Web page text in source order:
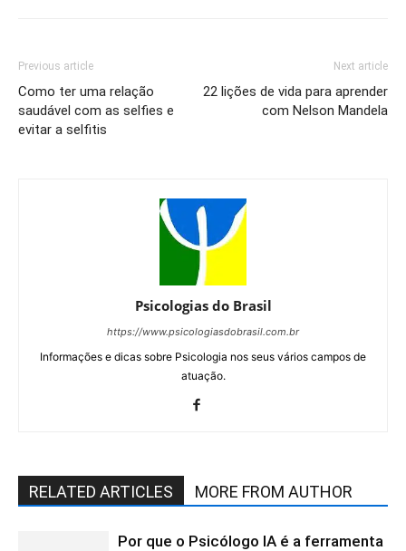
Previous article
Como ter uma relação
saudável com as selfies e
evitar a selfitis
Next article
22 lições de vida para aprender
com Nelson Mandela
Psicologias do Brasil
https://www.psicologiasdobrasil.com.br
Informações e dicas sobre Psicologia nos seus vários campos de
atuação.
RELATED ARTICLES MORE FROM AUTHOR
Por que o Psicólogo IA é a ferramenta